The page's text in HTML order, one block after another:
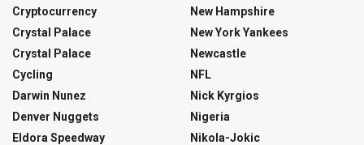
Cryptocurrency
Crystal Palace
Crystal Palace
Cycling
Darwin Nunez
Denver Nuggets
Eldora Speedway
New Hampshire
New York Yankees
Newcastle
NFL
Nick Kyrgios
Nigeria
Nikola-Jokic